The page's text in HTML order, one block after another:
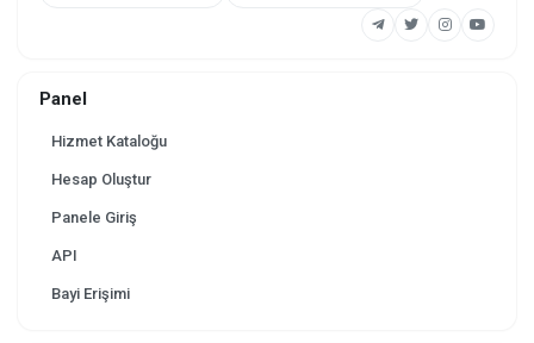
Panel
Hizmet Kataloğu
Hesap Oluştur
Panele Giriş
API
Bayi Erişimi